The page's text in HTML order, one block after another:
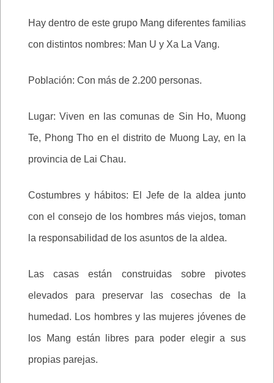
Hay dentro de este grupo Mang diferentes familias
con distintos nombres: Man U y Xa La Vang.
Población: Con más de 2.200 personas.
Lugar: Viven en las comunas de Sin Ho, Muong
Te, Phong Tho en el distrito de Muong Lay, en la
provincia de Lai Chau.
Costumbres y hábitos: El Jefe de la aldea junto
con el consejo de los hombres más viejos, toman
la responsabilidad de los asuntos de la aldea.
Las casas están construidas sobre pivotes
elevados para preservar las cosechas de la
humedad. Los hombres y las mujeres jóvenes de
los Mang están libres para poder elegir a sus
propias parejas.